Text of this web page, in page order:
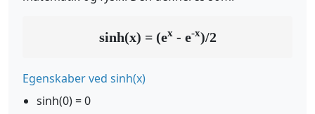
sinh(x) = (ex- e-x)/2
Egenskaber ved sinh(x)
sinh(0) = 0